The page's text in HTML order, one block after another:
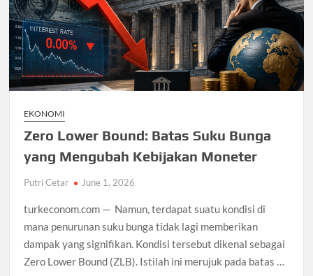
EKONOMI
Zero Lower Bound: Batas Suku Bunga
yang Mengubah Kebijakan Moneter
Putri Cetar June 1, 2026
turkeconom.com — Namun, terdapat suatu kondisi di
mana penurunan suku bunga tidak lagi memberikan
dampak yang signifikan. Kondisi tersebut dikenal sebagai
Zero Lower Bound (ZLB). Istilah ini merujuk pada batas …